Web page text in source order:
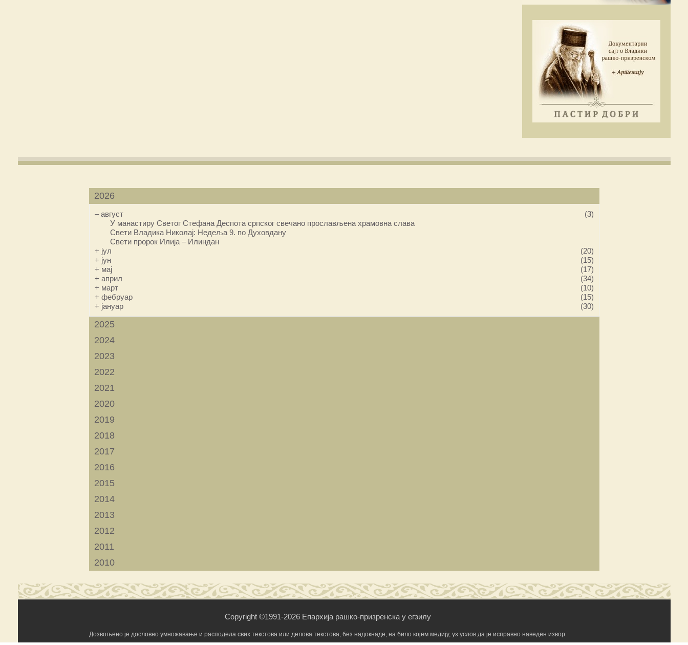
2026
–август
(3)
У манастиру Светог Стефана Деспота српског свечано прослављена храмовна слава
Свети Владика Николај: Недеља 9. по Духовдану
Свети пророк Илија – Илиндан
+ јул
(20)
+ јун
(15)
+ мај
(17)
+ април
(34)
+ март
(10)
+ фебруар
(15)
+ јануар (30)
2025
2024
2023
2022
2021
2020
2019
2018
2017
2016
2015
2014
2013
2012
2011
2010
Copyright ©1991-2026 Епархија рашко-призренска у егзилу
Дозвољено је дословно умножавање и расподела свих текстова или делова текстова, без надокнаде, на било којем медију, уз услов да је исправно наведен извор.